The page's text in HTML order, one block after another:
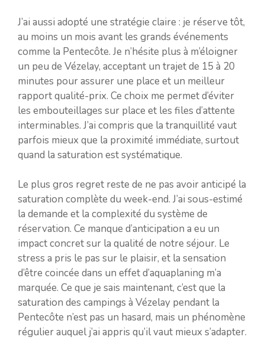
J’ai aussi adopté une stratégie claire : je réserve tôt,
au moins un mois avant les grands événements
comme la Pentecôte. Je n’hésite plus à m’éloigner
un peu de Vézelay, acceptant un trajet de 15 à 20
minutes pour assurer une place et un meilleur
rapport qualité-prix. Ce choix me permet d’éviter
les embouteillages sur place et les files d’attente
interminables. J’ai compris que la tranquillité vaut
parfois mieux que la proximité immédiate, surtout
quand la saturation est systématique.
Le plus gros regret reste de ne pas avoir anticipé la
saturation complète du week-end. J’ai sous-estimé
la demande et la complexité du système de
réservation. Ce manque d’anticipation a eu un
impact concret sur la qualité de notre séjour. Le
stress a pris le pas sur le plaisir, et la sensation
d’être coincée dans un effet d’aquaplaning m’a
marquée. Ce que je sais maintenant, c’est que la
saturation des campings à Vézelay pendant la
Pentecôte n’est pas un hasard, mais un phénomène
régulier auquel j’ai appris qu’il vaut mieux s’adapter.